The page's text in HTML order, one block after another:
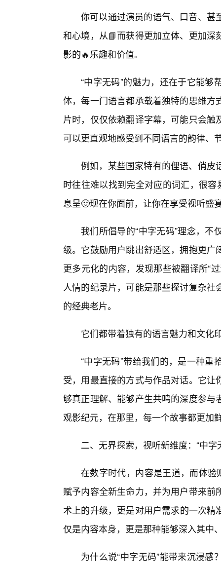
你可以通过演员的语气、口音、甚
和心境，从📘而获得更加立体、更加
影的🔥乐趣和价值。
“中字无码”的魅力，还在于它能
体，每一门语言都承载着独特的思维
片时，仅仅依赖翻译字幕，可能只会
可以更直观地感受到不同语言的韵律、
例如，某些国家特有的俚语、俏皮
时往往难以找到完全对应的词汇，很
息呈🙂现在你面前，让你在享受视听盛
我们所倡导的“中字无码”理念，
级。它鼓励用户跳出舒适区，拥抱更
更多元化的内容，发现那些被翻译所“
人情的纪录片，可能是那些探讨复杂
的经典老片。
它们都带着独有的语言魅力和文化
“中字无码”带给我们的，是一种
受，用最直接的方式与作品对话。它
够真正理解、能够产生共鸣的深度参
观影纪元，在那里，每一个故事都更加
二、无界探索，视听新维度：“中
在数字时代，内容是王道，而体验
赋予内容全新生命力，并为用户带来
术上的升级，更是对用户需求的一次
仅是内容本身，更是那种能够深入其中
为什么说“中字无码”能带来沉浸